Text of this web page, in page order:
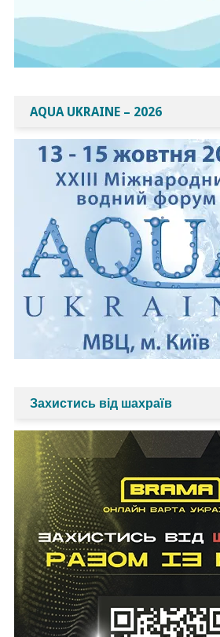
AQUA UKRAINE – 2026
Захистись від шахраїв